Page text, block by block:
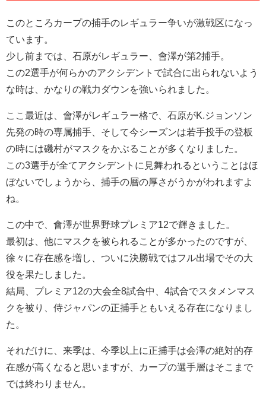
このところカープの捕手のレギュラー争いが激戦区になっ
ています。
少し前までは、石原がレギュラー、會澤が第2捕手。
この2選手が何らかのアクシデントで試合に出られないよう
な時は、かなりの戦力ダウンを強いられました。
ここ最近は、會澤がレギュラー格で、石原がK.ジョンソン
先発の時の専属捕手、そして今シーズンは若手投手の登板
の時には磯村がマスクをかぶることが多くなりました。
この3選手が全てアクシデントに見舞われるということはほ
ぼないでしょうから、捕手の層の厚さがうかがわれますよ
ね。
この中で、會澤が世界野球プレミア12で輝きました。
最初は、他にマスクを被られることが多かったのですが、
徐々に存在感を増し、ついに決勝戦ではフル出場でその大
役を果たしました。
結局、プレミア12の大会全8試合中、4試合でスタメンマス
クを被り、侍ジャパンの正捕手ともいえる存在になりまし
た。
それだけに、来季は、今季以上に正捕手は会澤の絶対的存
在感が高くなると思いますが、カープの選手層はそこまで
では終わりません。